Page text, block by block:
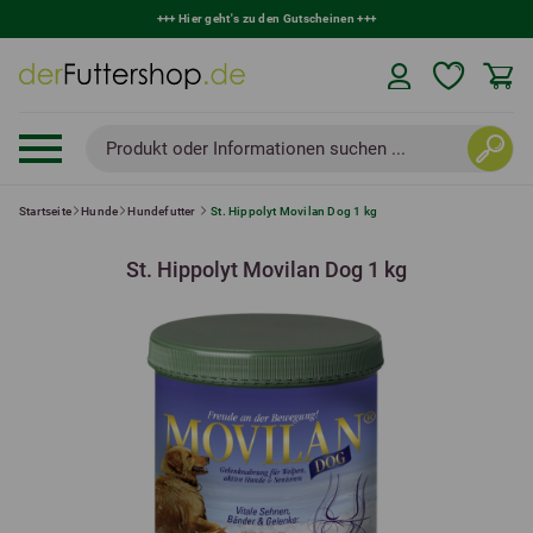
+++Hier geht's zu den Gutscheinen+++
Produkt oder Informationen suchen ...
Startseite Hunde Hundefutter St. Hippolyt Movilan Dog 1 kg
St. Hippolyt Movilan Dog 1 kg